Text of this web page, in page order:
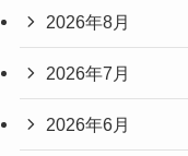
2026年8月
2026年7月
2026年6月